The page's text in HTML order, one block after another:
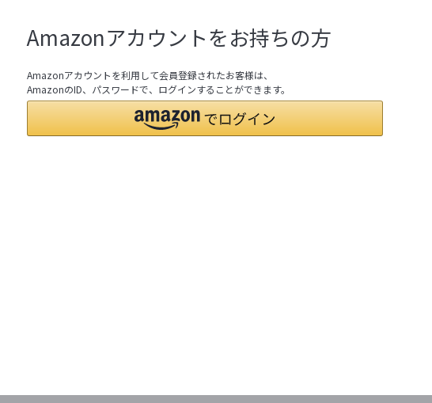
Amazonアカウントをお持ちの方
Amazonアカウントを利用して会員登録されたお客様は、
AmazonのID、パスワードで、ログインすることができます。